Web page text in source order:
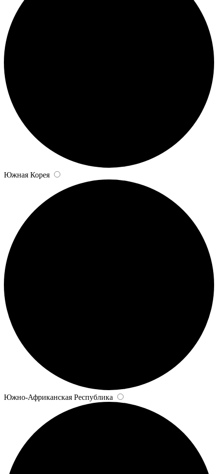
Южная Корея
Южно-Африканская Республика